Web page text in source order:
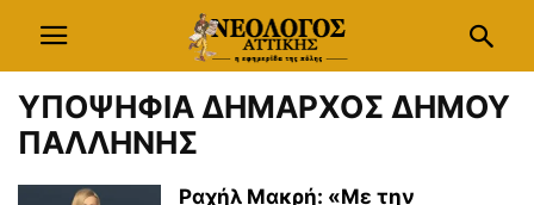
ΥΠΟΨΗΦΙΑ ΔΗΜΑΡΧΟΣ ΔΗΜΟΥ
ΠΑΛΛΗΝΗΣ
Ραχήλ Μακρή: «Με την